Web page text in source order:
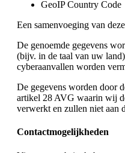
GeoIP Country Code
Een samenvoeging van
De genoemde gegevens
(bijv. in de taal van uw
cyberaanvallen worden
De gegevens worden door
artikel 28 AVG waarin wij
verwerkt en zullen niet aan
Contactmogelijkheden